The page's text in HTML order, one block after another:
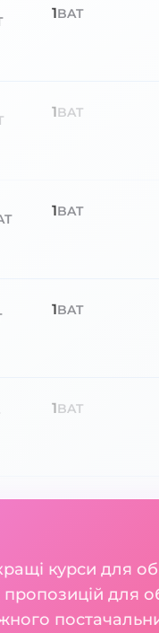
1BAT
1BAT
1BAT
1BAT
1BAT
курси для
для